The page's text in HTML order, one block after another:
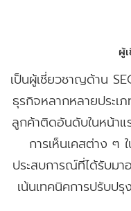
ผู้
เป็นผู้เชี่ยวชาญด้าน
ธุรกิจหลากหลายประเ
ลูกค้าติดอันดับในหน้า
การเห็นเคสต่าง ๆ
ประสบการณ์ที่ได้รับม
เน้นเทคนิคการปรับป